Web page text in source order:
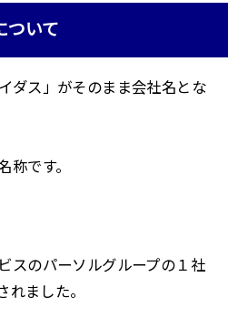
ついて
ダス」がそのまま会社名とな
称です。
スのパーソルグループの１社
れました。